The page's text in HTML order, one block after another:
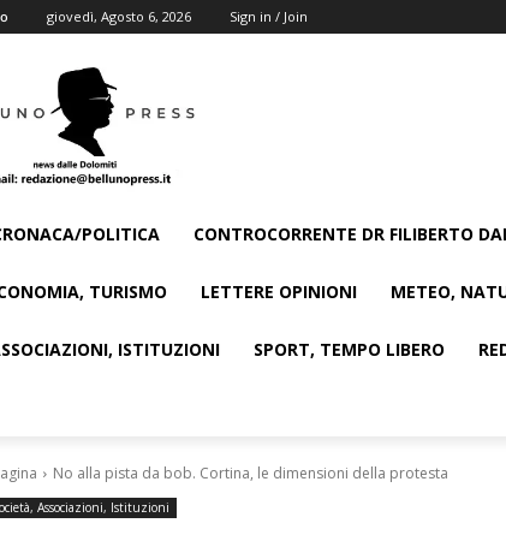
giovedì, Agosto 6, 2026 Sign in / Join
POLITICA CONTROCORRENTE DR FILIBERTO
TURISMO LETTERE OPINIONI METEO,
ISTITUZIONI SPORT, TEMPO LIBERO
No alla pista da bob. Cortina, le dimensioni della protesta
Associazioni, Istituzioni